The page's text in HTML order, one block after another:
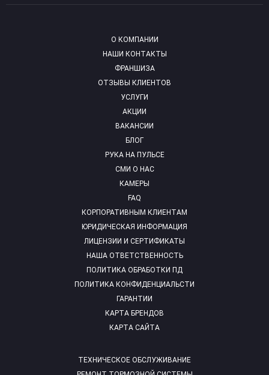
О КОМПАНИИ
НАШИ КОНТАКТЫ
ФРАНШИЗА
ОТЗЫВЫ КЛИЕНТОВ
УСЛУГИ
АКЦИИ
ВАКАНСИИ
БЛОГ
РУКА НА ПУЛЬСЕ
СМИ О НАС
КАМЕРЫ
FAQ
ТЕХНИЧЕСКОЕ ОБСЛУЖИВАНИЕ
КОРПОРАТИВНЫМ КЛИЕНТАМ
ЮРИДИЧЕСКАЯ ИНФОРМАЦИЯ
ЛИЦЕНЗИИ И СЕРТИФИКАТЫ
НАША ОТВЕТСТВЕННОСТЬ
ПОЛИТИКА ОБРАБОТКИ ПД
ПОЛИТИКА КОНФИДЕНЦИАЛЬСТИ
ГАРАНТИИ
КАРТА БРЕНДОВ
КАРТА САЙТА